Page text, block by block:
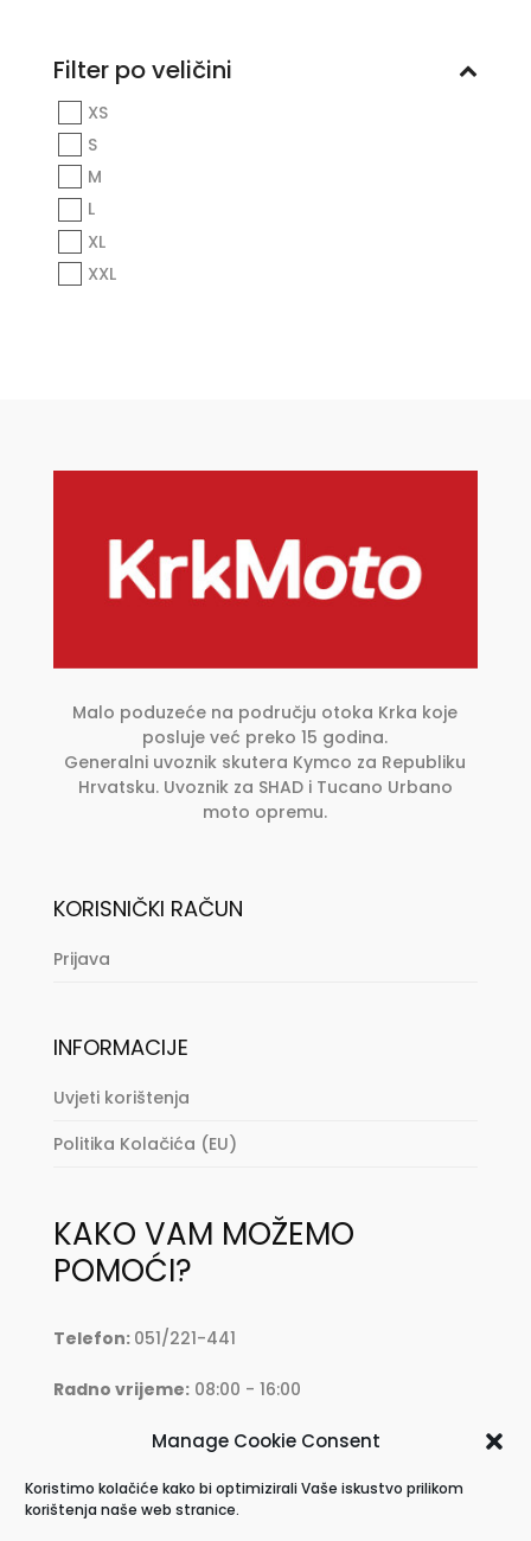
Manage Cookie Consent
Koristimo kolačiće kako bi optimizirali Vaše iskustvo prilikom
korištenja naše web stranice.
Filter po veličini
XS
S
M
L
XL
XXL
Malo poduzeće na području otoka Krka koje
posluje već preko 15 godina.
Generalni uvoznik skutera Kymco za Republiku
Hrvatsku. Uvoznik za SHAD i Tucano Urbano
moto opremu.
KORISNIČKI RAČUN
Prijava
INFORMACIJE
Uvjeti korištenja
Politika Kolačića (EU)
KAKO VAM MOŽEMO
POMOĆI?
Telefon: 051/221-441
Radno vrijeme:08:00 - 16:00
oprema@krkmoto.hr
Address:Stjepana Radića 28, 51500 Krk